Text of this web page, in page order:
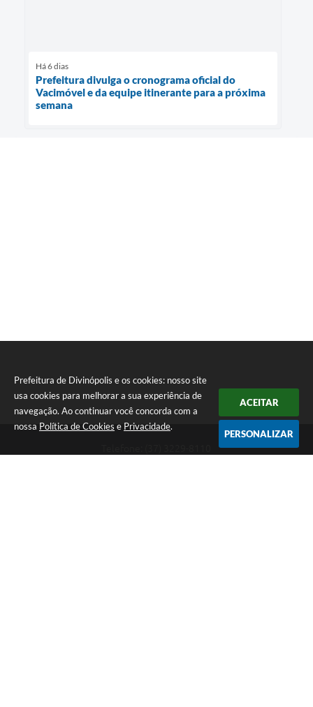
Prefeitura de Divinópolis e os cookies: nosso site
usa cookies para melhorar a sua experiência de
navegação. Ao continuar você concorda com a
nossa Política de Cookies e Privacidade.
ACEITAR
PERSONALIZAR
Há 6 dias
Prefeitura divulga o cronograma oficial do
Vacimóvel e da equipe itinerante para a próxima
semana